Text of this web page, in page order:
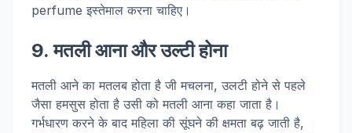
perfume इस्तेमाल करना चाहिए।
9. मतली आना और उल्टी होना
मतली आने का मतलब होता है जी मचलना, उलटी होने से पहले
जैसा हमसुस होता है उसी को मतली आना कहा जाता है।
गर्भधारण करने के बाद महिला की सूंघने की क्षमता बढ़ जाती है,